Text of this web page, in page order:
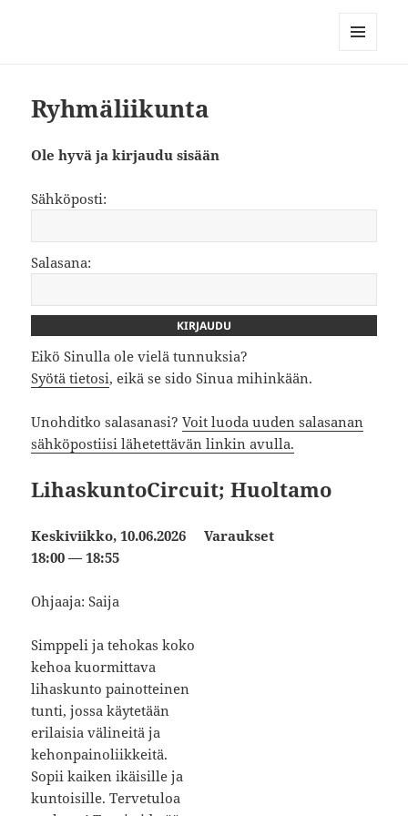
Ryhmäliikunta
Ole hyvä ja kirjaudu sisään
Sähköposti:
Salasana:
Eikö Sinulla ole vielä tunnuksia?
Syötä tietosi, eikä se sido Sinua mihinkään.
Unohditko salasanasi?Voit luoda uuden salasanan
sähköpostiisi lähetettävän linkin avulla.
LihaskuntoCircuit; Huoltamo
Keskiviikko, 10.06.2026
18:00 — 18:55
Ohjaaja: Saija
Simppeli ja tehokas koko
kehoa kuormittava
lihaskunto painotteinen
tunti, jossa käytetään
erilaisia välineitä ja
kehonpainoliikkeitä.
Sopii kaiken ikäisille ja
kuntoisille. Tervetuloa
Varaukset